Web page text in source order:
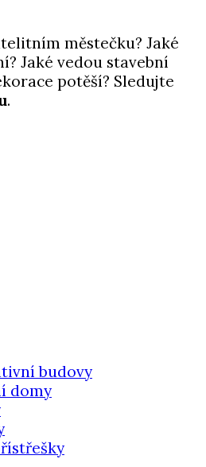
městečku? Jaké
Jaké vedou stavební
potěší? Sledujte
.
budovy
domy